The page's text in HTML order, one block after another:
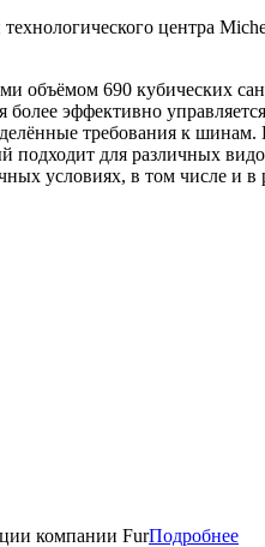
центра
объёмом 690 кубических
эффективно
требования к
для различных
условиях, в том числе и в
компании FurПодробнее